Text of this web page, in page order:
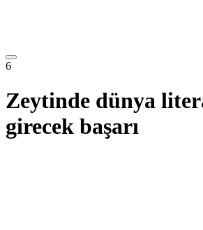
6
Zeytinde dünya
girecek başarı